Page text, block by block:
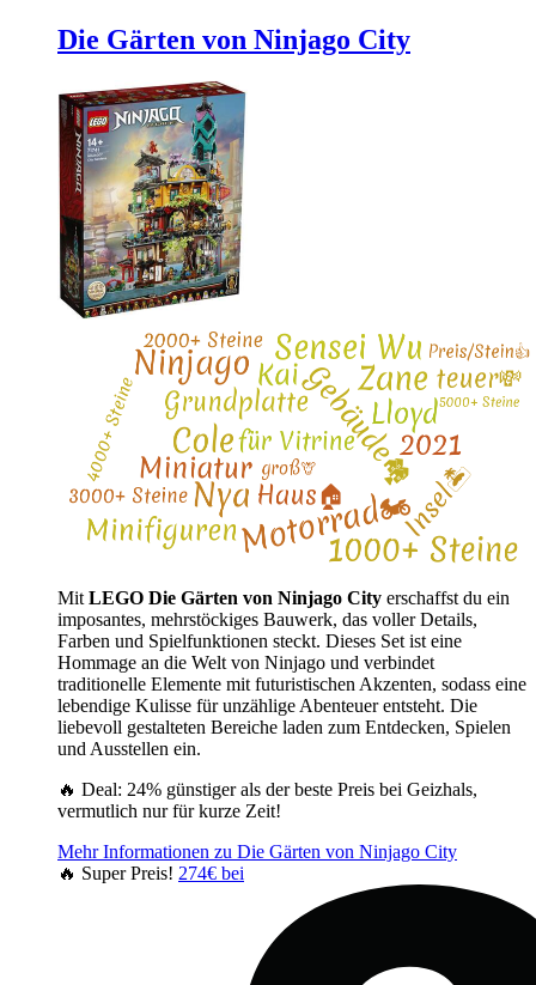
Die Gärten von Ninjago City
Mit LEGO Die Gärten von Ninjago City erschaffst du ein
imposantes, mehrstöckiges Bauwerk, das voller Details,
Farben und Spielfunktionen steckt. Dieses Set ist eine
Hommage an die Welt von Ninjago und verbindet
traditionelle Elemente mit futuristischen Akzenten, sodass eine
lebendige Kulisse für unzählige Abenteuer entsteht. Die
liebevoll gestalteten Bereiche laden zum Entdecken, Spielen
und Ausstellen ein.
🔥 Deal: 24% günstiger als der beste Preis bei Geizhals,
vermutlich nur für kurze Zeit!
Mehr Informationen zu Die Gärten von Ninjago City
🔥 Super Preis! 274€ bei